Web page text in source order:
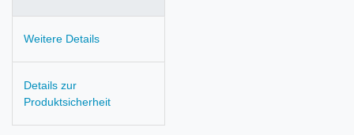
Weitere Details
Details zur
Produktsicherheit